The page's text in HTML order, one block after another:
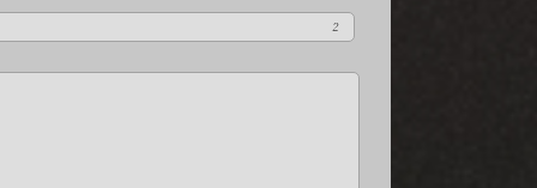
div>
div>
выкуплена, смена возможна].">Внешность на английском</abbr></li>
class="stbi" style="background-image: url(Картинка горизонтальная);"></
2